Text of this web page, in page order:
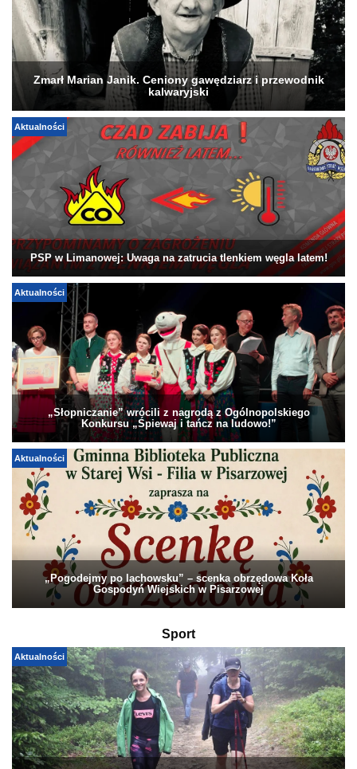
Zmarł Marian Janik. Ceniony gawędziarz i przewodnik
kalwaryjski
Aktualności
PSP w Limanowej: Uwaga na zatrucia tlenkiem węgla latem!
Aktualności
„Słopniczanie” wrócili z nagrodą z Ogólnopolskiego
Konkursu „Śpiewaj i tańcz na ludowo!”
Aktualności
„Pogodejmy po lachowsku” – scenka obrzędowa Koła
Gospodyń Wiejskich w Pisarzowej
Sport
Aktualności